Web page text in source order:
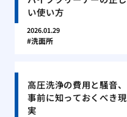
い使い方
2026.01.29
洗面所
高圧洗浄の費用と騒音、
事前に知っておくべき現
実